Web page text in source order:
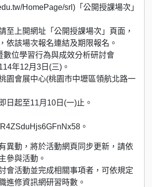
HomePage/srl)「公開授課場次」
至上開網址「公開授課場次」頁面，
依該場次報名連結及期限報名。
數位學習行為與成效分析研討會
年12月3日(三)。
園會展中心(桃園市中壢區領航北路一
日起至11月10日(一)止。
。
異動，將於活動網頁同步更新，請依
參與活動。
會活動並完成相關事項者，可依規定
進修資訊網研習時數。